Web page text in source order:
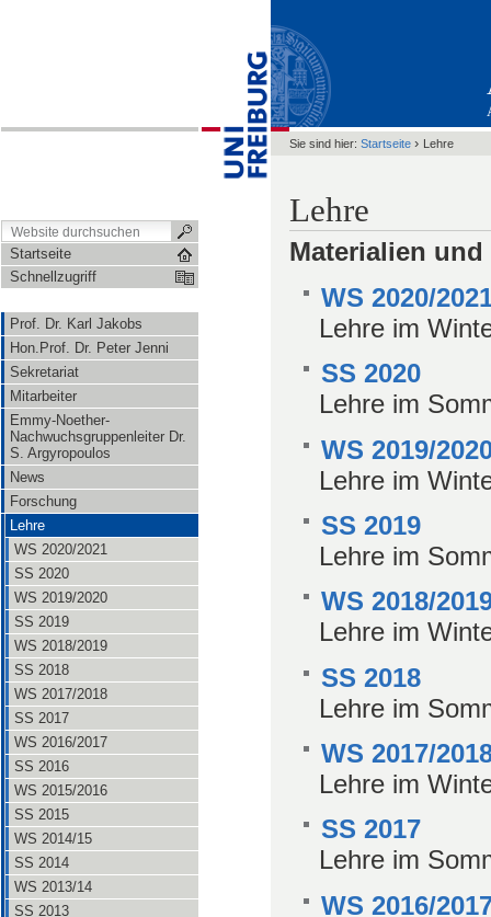
Startseite
Schnellzugriff
Prof. Dr. Karl Jakobs
Hon.Prof. Dr. Peter Jenni
Sekretariat
Mitarbeiter
Emmy-Noether-
Nachwuchsgruppenleiter Dr.
S. Argyropoulos
News
Forschung
Lehre
WS 2020/2021
SS 2020
WS 2019/2020
SS 2019
WS 2018/2019
SS 2018
WS 2017/2018
SS 2017
WS 2016/2017
SS 2016
WS 2015/2016
SS 2015
WS 2014/15
SS 2014
WS 2013/14
SS 2013
Sie sind hier: Startseite › Lehre
Lehre
Materialien
WS 2020/
Lehre im
SS 2020
Lehre im
WS 2019/
Lehre im
SS 2019
Lehre im
WS 2018/
Lehre im
SS 2018
Lehre im
WS 2017/
Lehre im
SS 2017
Lehre im
WS 2016/